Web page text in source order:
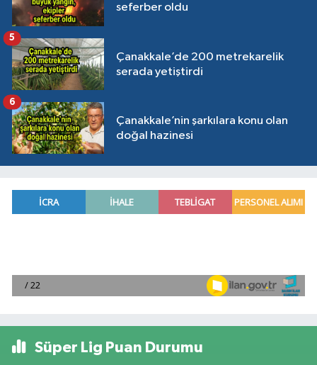
seferber oldu
Çanakkale’de 200 metrekarelik
serada yetiştirdi
5
Çanakkale’nin şarkılara konu olan
doğal hazinesi
6
Süper Lig Puan Durumu